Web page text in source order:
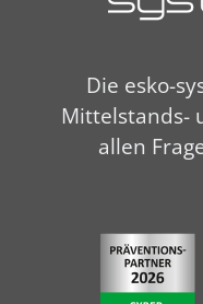
Die esko-
Mittelstands-
allen